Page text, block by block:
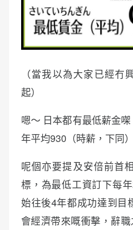
（當我以為大家已經
起）
嗯～ 日本都有最低薪金
年平均930（時薪，下同）
呢個亦要提及安倍前首
標，為最低工資訂下每
始往後4年都成功達到目
會經濟帶來嘅衝擊，辭